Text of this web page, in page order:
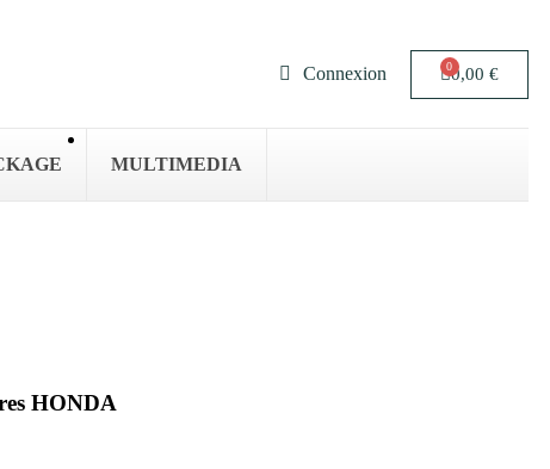
Connexion 0,00 €
MULTIMEDIA
HONDA